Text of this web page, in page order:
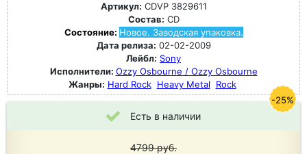
Артикул: CDVP 3829611
Состав: CD
Состояние: Новое. Заводская упаковка.
Дата релиза: 02-02-2009
Лейбл: Sony
Исполнители: Ozzy Osbourne / Ozzy Osbourne
Жанры: Hard Rock Heavy Metal Rock
Есть в наличии
4799руб.
-25%